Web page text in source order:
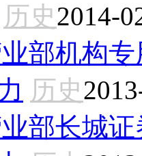
历史2014-
部机构专
历史
部长城